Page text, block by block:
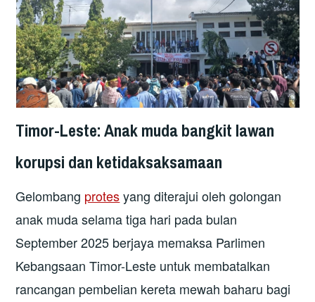
Timor-Leste: Anak muda bangkit lawan
korupsi dan ketidaksaksamaan
Gelombang protesyang diterajui oleh golongan
anak muda selama tiga hari pada bulan
September 2025 berjaya memaksa Parlimen
Kebangsaan Timor-Leste untuk membatalkan
rancangan pembelian kereta mewah baharu bagi